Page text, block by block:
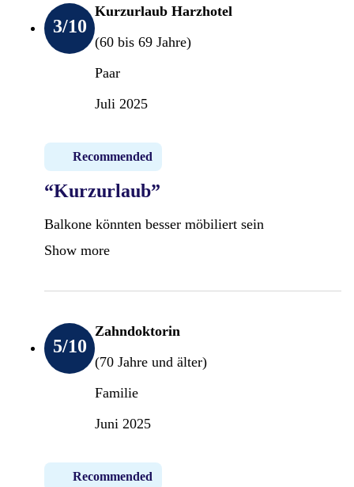
3/10
Kurzurlaub Harzhotel
(60 bis 69 Jahre)
Paar
Juli 2025
Recommended
“Kurzurlaub”
Balkone könnten besser möbiliert sein
Show more
5/10
Zahndoktorin
(70 Jahre und älter)
Familie
Juni 2025
Recommended